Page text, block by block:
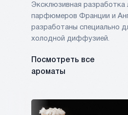
Эксклюзивная разработка
парфюмеров Франции и
разработаны специально
холодной диффузией.
Посмотреть все
ароматы